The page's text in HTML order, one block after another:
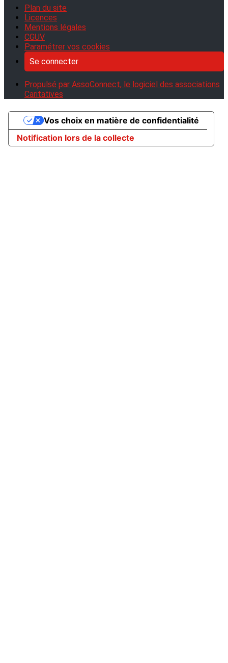
Plan du site
Licences
Mentions légales
CGUV
Paramétrer vos cookies
Se connecter
Propulsé par AssoConnect, le logiciel des associations
Caritatives
Notification lors de la collecte
Vos choix en matière de confidentialité